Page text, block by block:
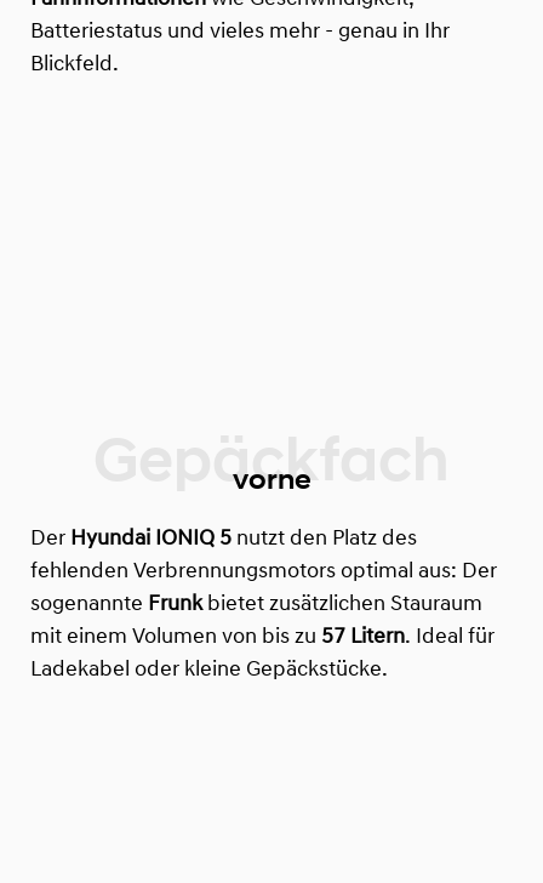
Batteriestatus und vieles mehr - genau in Ihr
Blickfeld.
vorne
Der Hyundai IONIQ 5 nutzt den Platz des
fehlenden Verbrennungsmotors optimal aus: Der
sogenannte Frunkbietet zusätzlichen Stauraum
mit einem Volumen von bis zu 57 Litern. Ideal für
Ladekabel oder kleine Gepäckstücke.